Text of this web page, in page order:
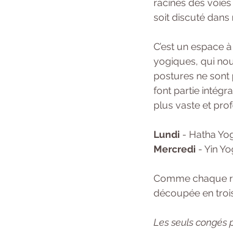
racines des
soit discuté dans
C’est un espace
yogiques, qui
postures ne sont
font partie
plus vaste et
Lundi - Hatha
Mercredi - Yin
Comme chaque
découpée en
Les seuls congés